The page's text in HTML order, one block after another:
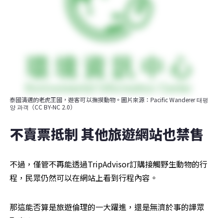
泰國清邁的老虎王國，遊客可以撫摸動物。圖片來源：Pacific Wanderer 태평
양 과객（CC BY-NC 2.0）
不賣票抵制 其他旅遊網站也禁售
不過，僅管不再能透過TripAdvisor訂購接觸野生動物的行
程，民眾仍然可以在網站上看到行程內容。
那這能否算是旅遊倫理的一大躍進，還是無濟於事的譁眾